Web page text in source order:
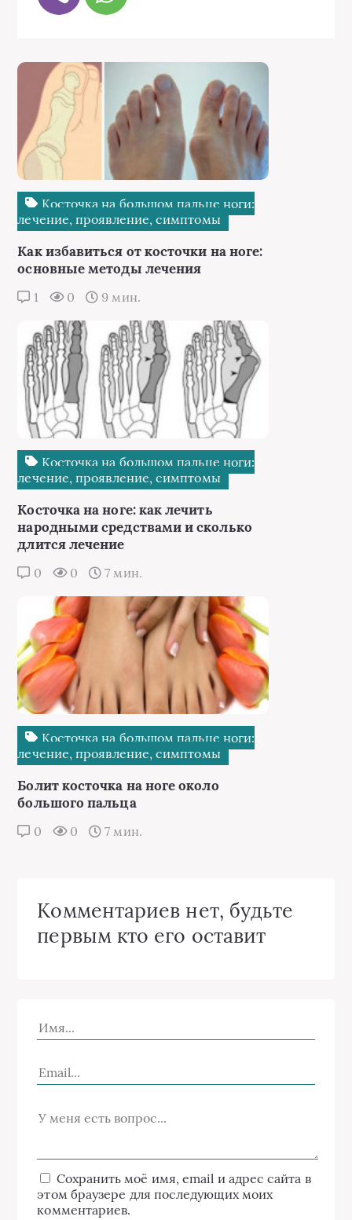
Косточка на большом пальце ноги:
лечение, проявление, симптомы
Как избавиться от косточки на ноге:
основные методы лечения
1 0 9 мин.
Косточка на большом пальце ноги:
лечение, проявление, симптомы
Косточка на ноге: как лечить
народными средствами и сколько
длится лечение
0 0 7 мин.
Косточка на большом пальце ноги:
лечение, проявление, симптомы
Болит косточка на ноге около
большого пальца
0 0 7 мин.
Комментариев нет, будьте
первым кто его оставит
Сохранить моё имя, email и адрес сайта в
этом браузере для последующих моих
комментариев.